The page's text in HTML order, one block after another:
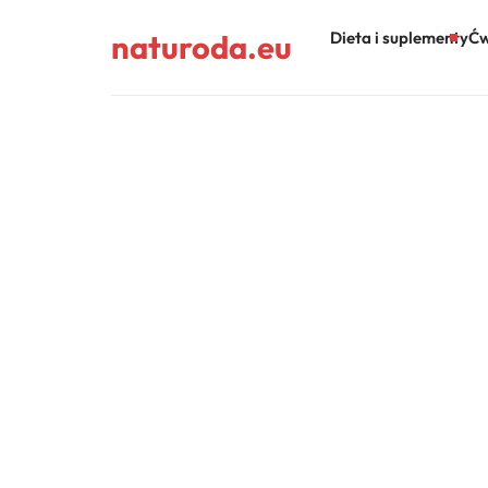
naturoda.eu Dieta i suplementy